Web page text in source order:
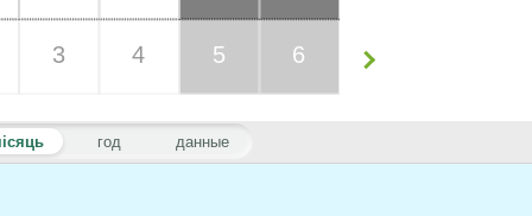
год данные
3 4 5 6